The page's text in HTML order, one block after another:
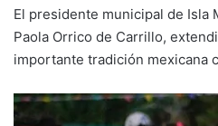
El presidente municipal de Isla
Paola Orrico de Carrillo,
importante tradición mexicana